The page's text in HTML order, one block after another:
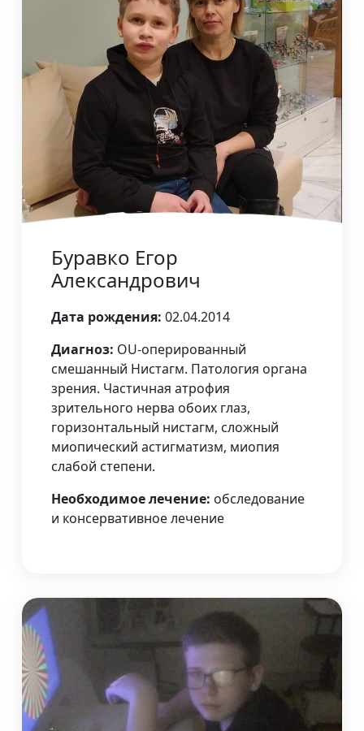
Буравко Егор
Александрович
Дата рождения: 02.04.2014
Диагноз: OU-оперированный
смешанный Нистагм. Патология органа
зрения. Частичная атрофия
зрительного нерва обоих глаз,
горизонтальный нистагм, сложный
миопический астигматизм, миопия
слабой степени.
Необходимое лечение: обследование
и консервативное лечение